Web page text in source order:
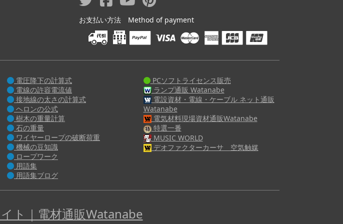
お支払い方法 Method of payment
電圧降下の計算式
電線の許容電流値
接地線の太さの計算式
ヘロンの公式
樹木の重量計算
石の重量
ワイヤーロープの破断荷重
機械の豆知識
ロープワーク
用語集
用語集ブログ
PCソフトライセンス販売
ランプ通販 Watanabe
電設資材・電線・ケーブル ネット通販
Watanabe
電気材料現場資材通販Watanabe
特選一番
MUSIC WORLD
デオファクターカーサ 空気触媒
ト｜電材通販Watanabe